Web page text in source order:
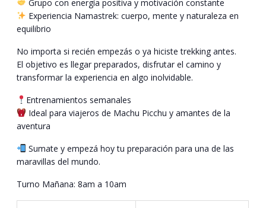
Grupo con energía positiva y motivación constante
Experiencia Namastrek: cuerpo, mente y naturaleza en
equilibrio
No importa si recién empezás o ya hiciste trekking antes.
El objetivo es llegar preparados, disfrutar el camino y
transformar la experiencia en algo inolvidable.
Entrenamientos semanales
Ideal para viajeros de Machu Picchu y amantes de la
aventura
Sumate y empezá hoy tu preparación para una de las
maravillas del mundo.
Turno Mañana: 8am a 10am